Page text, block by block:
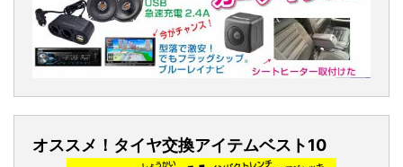
オススメ！タイヤ交換アイテムベスト10